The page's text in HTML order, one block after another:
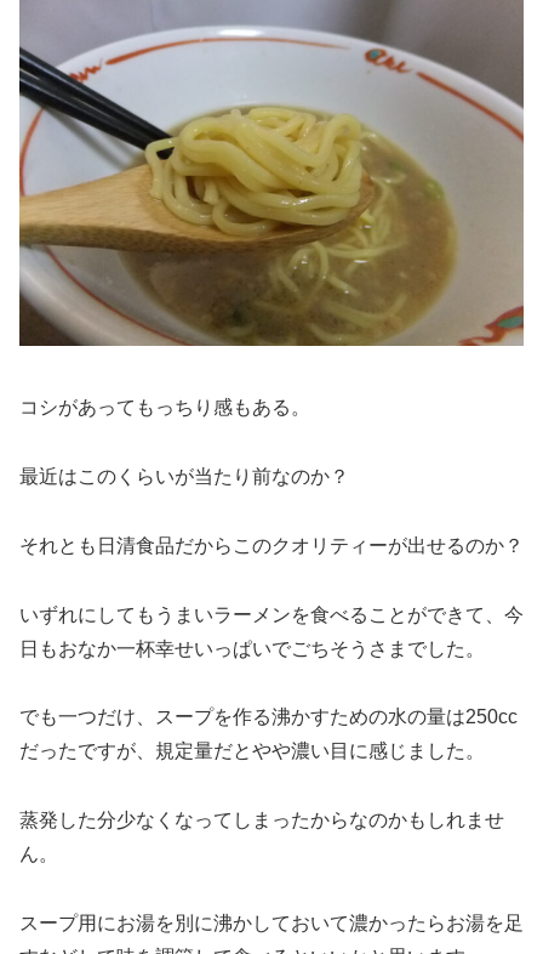
コシがあってもっちり感もある。
最近はこのくらいが当たり前なのか？
それとも日清食品だからこのクオリティーが出せるのか？
いずれにしてもうまいラーメンを食べることができて、今
日もおなか一杯幸せいっぱいでごちそうさまでした。
でも一つだけ、スープを作る沸かすための水の量は250cc
だったですが、規定量だとやや濃い目に感じました。
蒸発した分少なくなってしまったからなのかもしれませ
ん。
スープ用にお湯を別に沸かしておいて濃かったらお湯を足